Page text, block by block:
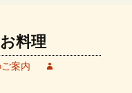
料理
案内